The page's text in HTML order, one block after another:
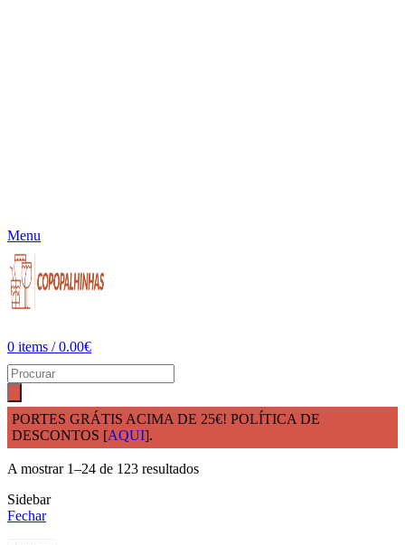
Menu
0 items / 0.00€
PORTES GRÁTIS ACIMA DE 25€! POLÍTICA DE
DESCONTOS [AQUI].
InícioCOPOS REUTILIZÁVEIS POLIPROPILENO PP
A mostrar 1–24 de 123 resultados
Sidebar
Fechar